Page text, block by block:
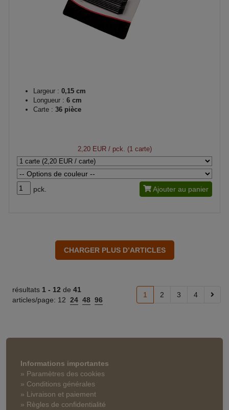
Largeur : 0,15 cm
Longueur : 6 cm
Carte : 36 pièce
2,20 EUR/ pck. (1 carte)
pck. Ajouter au panier
résultats 1 - 12 de 41
articles/page: 12 24 48 96
1 2 3 4
Informations importantes
» Paramètres des cookies
» Conditions générales
» Livraison et paiement
» Règles de confidentialité